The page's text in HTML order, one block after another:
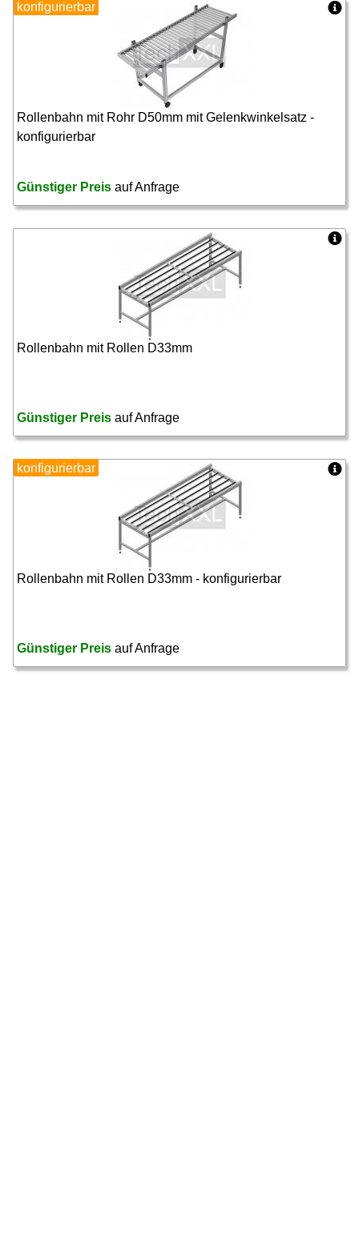
Rollenbahn mit Rohr D50mm mit Gelenkwinkelsatz -
konfigurierbar
Günstiger Preis auf Anfrage
konfigurierbar
Rollenbahn mit Rollen D33mm
Günstiger Preis auf Anfrage
Rollenbahn mit Rollen D33mm - konfigurierbar
Günstiger Preis auf Anfrage
konfigurierbar